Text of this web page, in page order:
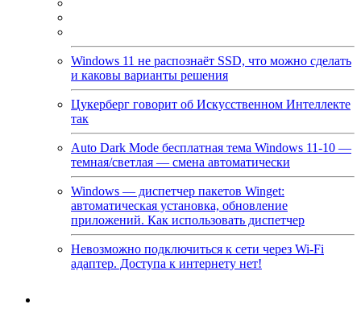
Windows 11 не распознаёт SSD, что можно сделать
и каковы варианты решения
Цукерберг говорит об Искусственном Интеллекте
так
Auto Dark Mode бесплатная тема Windows 11-10 —
темная/светлая — смена автоматически
Windows — диспетчер пакетов Winget:
автоматическая установка, обновление
приложений. Как использовать диспетчер
Невозможно подключиться к сети через Wi-Fi
адаптер. Доступа к интернету нет!